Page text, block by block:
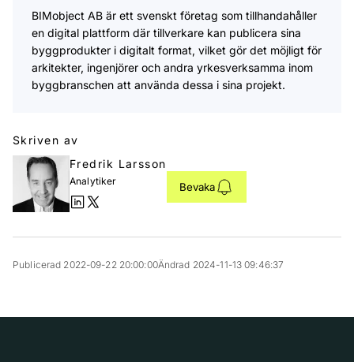
BIMobject AB är ett svenskt företag som tillhandahåller
en digital plattform där tillverkare kan publicera sina
byggprodukter i digitalt format, vilket gör det möjligt för
arkitekter, ingenjörer och andra yrkesverksamma inom
byggbranschen att använda dessa i sina projekt.
Skriven av
Fredrik Larsson
Analytiker Bevaka
Publicerad 2022-09-22 20:00:00Ändrad 2024-11-13 09:46:37